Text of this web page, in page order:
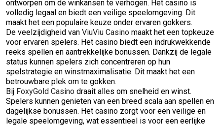
ontworpen om de winkansen te verhogen. Het casino is
volledig legaal en biedt een veilige speelomgeving. Dit
maakt het een populaire keuze onder ervaren gokkers.
De veelzijdigheid van ViuViu Casino maakt het een topkeuze
voor ervaren spelers. Het casino biedt een indrukwekkende
reeks spellen en aantrekkelijke bonussen. Dankzij de legale
status kunnen spelers zich concentreren op hun
spelstrategie en winstmaximalisatie. Dit maakt het een
betrouwbare plek om te gokken.
Bij FoxyGold Casino draait alles om snelheid en winst.
Spelers kunnen genieten van een breed scala aan spellen en
dagelijkse bonussen. Het casino zorgt voor een veilige en
legale speelomgeving, wat essentieel is voor een eerlijke